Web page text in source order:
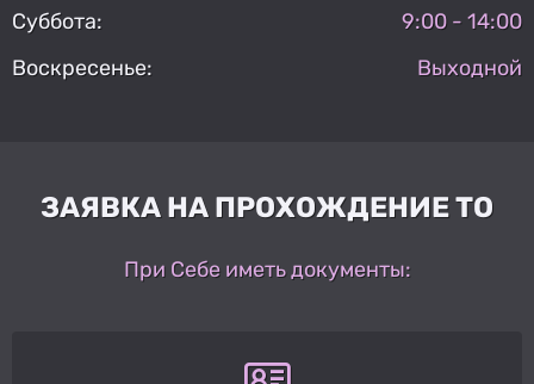
Суббота:
9:00 - 14:00
Воскресенье:
Выходной
ЗАЯВКА НА ПРОХОЖДЕНИЕ ТО
При Себе иметь документы: